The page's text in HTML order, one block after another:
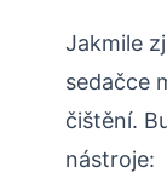
Jakmile
sedačce
čištění.
nástroje: